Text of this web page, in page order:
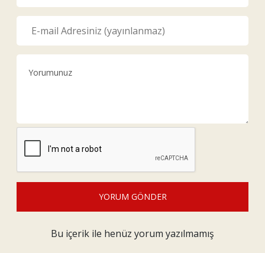
YORUM GÖNDER
Bu içerik ile henüz yorum yazılmamış